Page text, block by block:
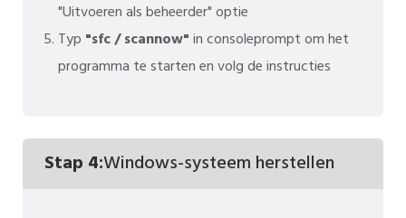
"Uitvoeren als beheerder" optie
Typ "sfc / scannow"in consoleprompt om het
programma te starten en volg de instructies
Stap 4:Windows-systeem herstellen